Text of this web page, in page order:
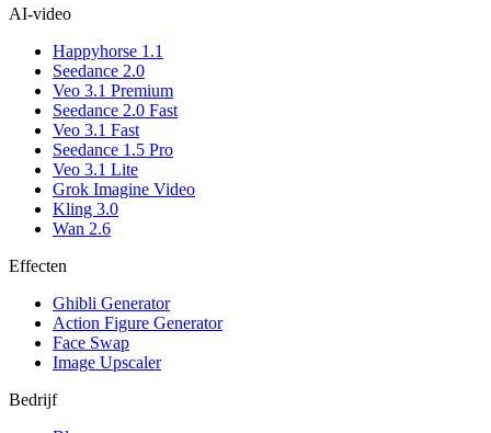
AI-video
Happyhorse 1.1
Seedance 2.0
Veo 3.1 Premium
Seedance 2.0 Fast
Veo 3.1 Fast
Seedance 1.5 Pro
Veo 3.1 Lite
Grok Imagine Video
Kling 3.0
Wan 2.6
Effecten
Ghibli Generator
Action Figure Generator
Face Swap
Image Upscaler
Bedrijf